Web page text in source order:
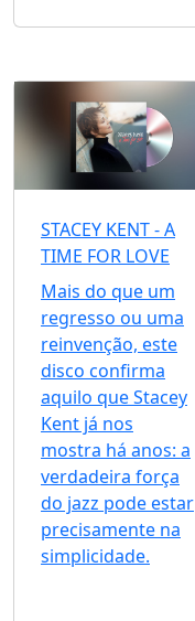
STACEY KENT - A
TIME FOR LOVE
Mais do que um
regresso ou uma
reinvenção, este
disco confirma
aquilo que Stacey
Kent já nos
mostra há anos: a
verdadeira força
do jazz pode estar
precisamente na
simplicidade.